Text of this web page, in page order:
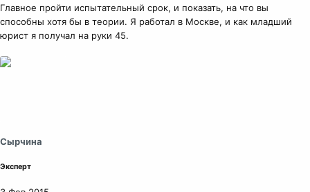
Главное пройти испытательный срок, и показать, на что вы
способны хотя бы в теории. Я работал в Москве, и как младший
юрист я получал на руки 45.
Сырчина
Эксперт